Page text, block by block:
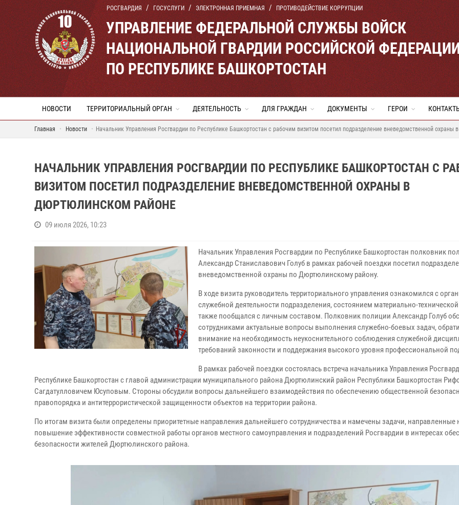
РОСГВАРДИЯ ГОСУСЛУГИ ЭЛЕКТРОННАЯ ПРИЕМНАЯ ПРОТИВОДЕЙСТВИЕ КОРРУПЦИИ
УПРАВЛЕНИЕ ФЕДЕРАЛЬНОЙ СЛУЖБЫ ВОЙСК
НАЦИОНАЛЬНОЙ ГВАРДИИ РОССИЙСКОЙ
ПО РЕСПУБЛИКЕ БАШКОРТОСТАН
НОВОСТИ ТЕРРИТОРИАЛЬНЫЙ ОРГАН ДЕЯТЕЛЬНОСТЬ ДЛЯ ГРАЖДАН ДОКУМЕНТЫ ГЕРОИ
Главная Новости Начальник Управления Росгвардии по Республике Башкортостан с рабочим визитом посетил подразделение вневедомственной охраны
НАЧАЛЬНИК УПРАВЛЕНИЯ РОСГВАРДИИ ПО РЕСПУБЛИКЕ БАШКОРТОСТАН С
ВИЗИТОМ ПОСЕТИЛ ПОДРАЗДЕЛЕНИЕ ВНЕВЕДОМСТВЕННОЙ ОХРАНЫ В
ДЮРТЮЛИНСКОМ РАЙОНЕ
09 июля 2026, 10:23
Начальник Управления Росгвардии по Республике Башкортостан полковник
Александр Станиславович Голуб в рамках рабочей поездки посетил
вневедомственной охраны по Дюртюлинскому району.
В ходе визита руководитель территориального управления ознакомился с
служебной деятельности подразделения, состоянием материально-
также пообщался с личным составом. Полковник полиции Александр Голуб
сотрудниками актуальные вопросы выполнения служебно-боевых задач,
внимание на необходимость неукоснительного соблюдения служебной
требований законности и поддержания высокого уровня профессиональной
В рамках рабочей поездки состоялась встреча начальника Управления
Республике Башкортостан с главой администрации муниципального района Дюртюлинский район Республики Башкортостан
Сагдатулловичем Юсуповым. Стороны обсудили вопросы дальнейшего взаимодействия по обеспечению общественной
правопорядка и антитеррористической защищенности объектов на территории района.
По итогам визита были определены приоритетные направления дальнейшего сотрудничества и намечены задачи, направленные
повышение эффективности совместной работы органов местного самоуправления и подразделений Росгвардии в интересах
безопасности жителей Дюртюлинского района.